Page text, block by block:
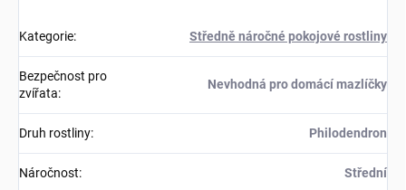
Kategorie: Středně náročné pokojové rostliny
Bezpečnost pro
zvířata:
Nevhodná pro domácí mazlíčky
Druh rostliny: Philodendron
Náročnost: Střední